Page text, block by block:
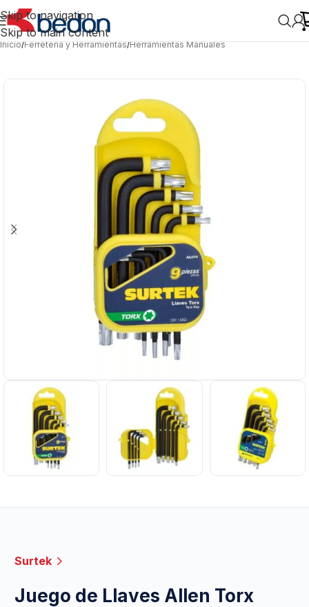
Skip to navigation
Skip to main content
Inicio/Ferretería y Herramientas/Herramientas Manuales
Surtek
Juego de Llaves Allen Torx